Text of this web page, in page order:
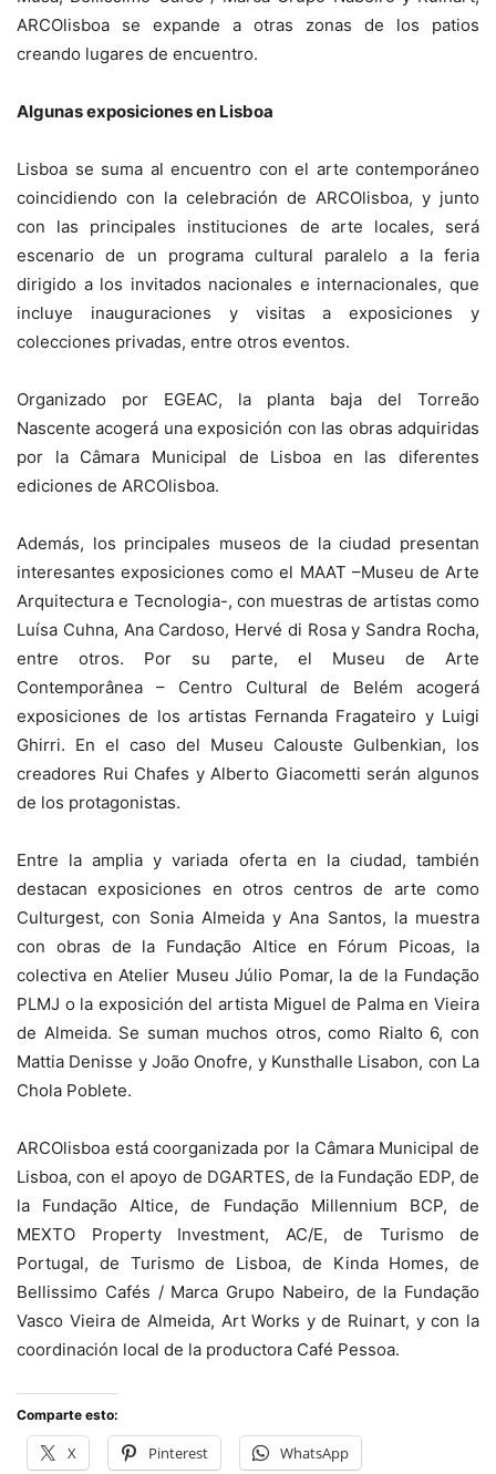
ARCOlisboa se expande a otras zonas de los patios
creando lugares de encuentro.
Algunas exposiciones en Lisboa
Lisboa se suma al encuentro con el arte contemporáneo
coincidiendo con la celebración de ARCOlisboa, y junto
con las principales instituciones de arte locales, será
escenario de un programa cultural paralelo a la feria
dirigido a los invitados nacionales e internacionales, que
incluye inauguraciones y visitas a exposiciones y
colecciones privadas, entre otros eventos.
Organizado por EGEAC, la planta baja del Torreão
Nascente acogerá una exposición con las obras adquiridas
por la Câmara Municipal de Lisboa en las diferentes
ediciones de ARCOlisboa.
Además, los principales museos de la ciudad presentan
interesantes exposiciones como el MAAT –Museu de Arte
Arquitectura e Tecnologia-, con muestras de artistas como
Luísa Cuhna, Ana Cardoso, Hervé di Rosa y Sandra Rocha,
entre otros. Por su parte, el Museu de Arte
Contemporânea – Centro Cultural de Belém acogerá
exposiciones de los artistas Fernanda Fragateiro y Luigi
Ghirri. En el caso del Museu Calouste Gulbenkian, los
creadores Rui Chafes y Alberto Giacometti serán algunos
de los protagonistas.
Entre la amplia y variada oferta en la ciudad, también
destacan exposiciones en otros centros de arte como
Culturgest, con Sonia Almeida y Ana Santos, la muestra
con obras de la Fundação Altice en Fórum Picoas, la
colectiva en Atelier Museu Júlio Pomar, la de la Fundação
PLMJ o la exposición del artista Miguel de Palma en Vieira
de Almeida. Se suman muchos otros, como Rialto 6, con
Mattia Denisse y João Onofre, y Kunsthalle Lisabon, con La
Chola Poblete.
ARCOlisboa está coorganizada por la Câmara Municipal de
Lisboa, con el apoyo de DGARTES, de la Fundação EDP, de
la Fundação Altice, de Fundação Millennium BCP, de
MEXTO Property Investment, AC/E, de Turismo de
Portugal, de Turismo de Lisboa, de Kinda Homes, de
Bellissimo Cafés / Marca Grupo Nabeiro, de la Fundação
Vasco Vieira de Almeida, Art Works y de Ruinart, y con la
coordinación local de la productora Café Pessoa.
Comparte esto:
X Pinterest WhatsApp